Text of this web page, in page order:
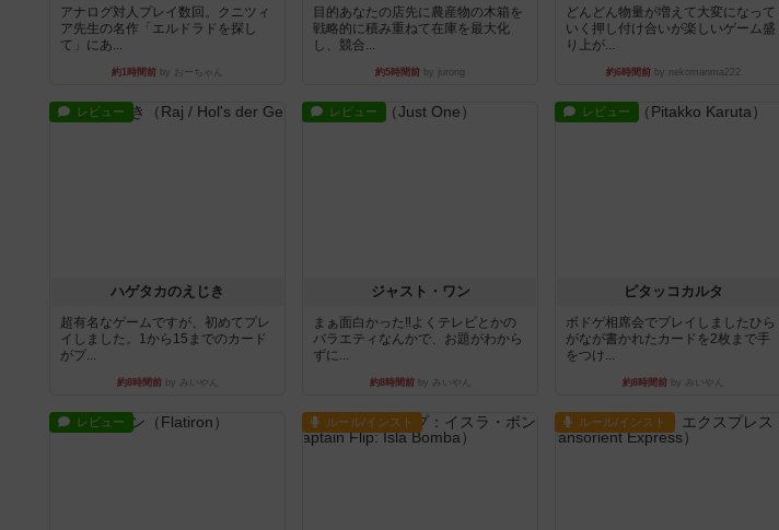
アナログ対人プレイ数回。クニツィ
ア先生の名作「エルドラドを探し
て」にあ...
約1時間前 by おーちゃん
目的あなたの店先に農産物の木箱を
戦略的に積み重ねて在庫を最大化
し、競合...
約5時間前 by jurong
どんどん物量が増えて大変になって
いく押し付け合いが楽しいゲーム盛
り上が...
約6時間前by nekomanma222
レビュー
ハゲタカのえじき
超有名なゲームですが、初めてプレ
イしました。1から15までのカード
がプ...
約8時間前by みいやん
レビュー
ジャスト・ワン
まぁ面白かった‼️よくテレビとかの
バラエティなんかで、お題がわから
ずに...
約8時間前by みいやん
レビュー
ピタッコカルタ
ボドゲ相席会でプレイしましたひら
がなが書かれたカードを2枚まで手
をつけ...
約8時間前by みいやん
レビュー ルール/インスト ルール/インスト